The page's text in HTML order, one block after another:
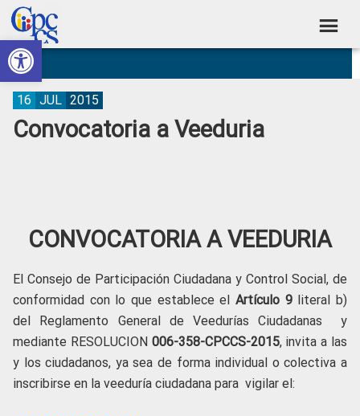
Abrir barra de herramientas
Skip
to
primary
navigation
Skip
to
main
content
Skip
to
primary
sidebar
Skip
to
footer
Consejo
de
Participación
Ciudadana
Construyendo
Poder
Ciudadano
Convocatoria a Veeduria
16 JUL 2015
CONVOCATORIA A VEEDURIA
El Consejo de Participación Ciudadana y Control Social, de
conformidad con lo que establece el Artículo 9 literal b)
del Reglamento General de Veedurías Ciudadanas y
mediante RESOLUCION 006-358-CPCCS-2015, invita a las
y los ciudadanos, ya sea de forma individual o colectiva a
inscribirse en la veeduría ciudadana para vigilar el: